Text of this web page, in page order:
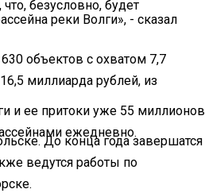
безусловно, будет
реки Волги», - сказал
объектов с охватом 7,7
миллиарда рублей, из
и ее притоки уже 55 миллионов
ежедневно.
До конца года завершатся
ведутся работы по